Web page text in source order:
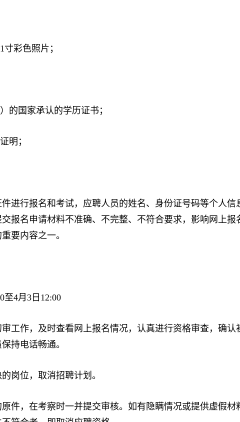
彩色照片；
国家承认的学历证书；
明；
行报名和考试，应聘人员的姓名、身份证号码等个人信
报名申请材料不准确、不完整、不符合要求，影响网上
要内容之一。
4月3日12:00
作，及时查看网上报名情况，认真进行资格审查，确认
持电话畅通。
位，取消招聘计划。
，在考察时一并提交审核。如有隐瞒情况或提供虚假材